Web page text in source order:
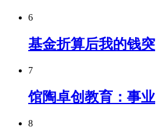
6
基金折算后我的钱突
7
馆陶卓创教育：事业
8